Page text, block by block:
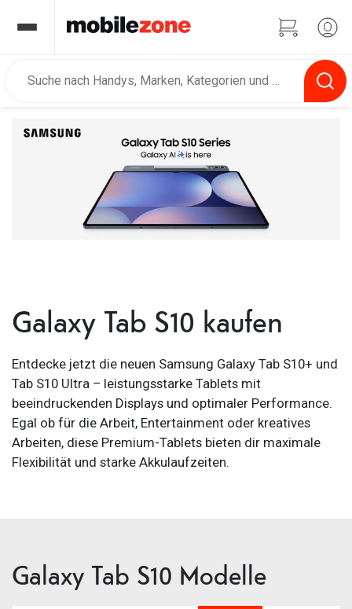
Galaxy Tab S10 kaufen
Entdecke jetzt die neuen Samsung Galaxy Tab S10+ und
Tab S10 Ultra – leistungsstarke Tablets mit
beeindruckenden Displays und optimaler Performance.
Egal ob für die Arbeit, Entertainment oder kreatives
Arbeiten, diese Premium-Tablets bieten dir maximale
Flexibilität und starke Akkulaufzeiten.
Galaxy Tab S10 Modelle